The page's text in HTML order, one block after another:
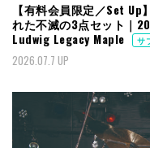
【有料会員限定／Set
れた不滅の3点セット｜
Ludwig Legacy Maple
サ
2026.07.7 UP